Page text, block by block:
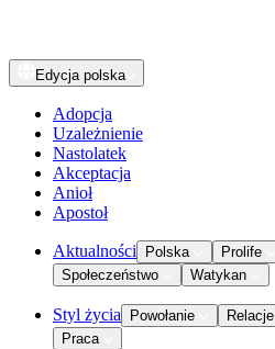
Edycja polska
Adopcja
Uzależnienie
Nastolatek
Akceptacja
Anioł
Apostoł
Aktualności Polska Prolife
Społeczeństwo
Watykan
Styl życia Powołanie Relacje
Praca